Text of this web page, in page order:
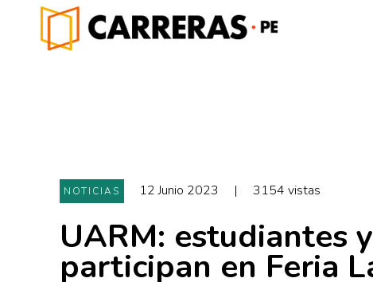
NOTICIAS 12 Junio 2023 | 3154 vistas
UARM: estudiantes
participan en Feria